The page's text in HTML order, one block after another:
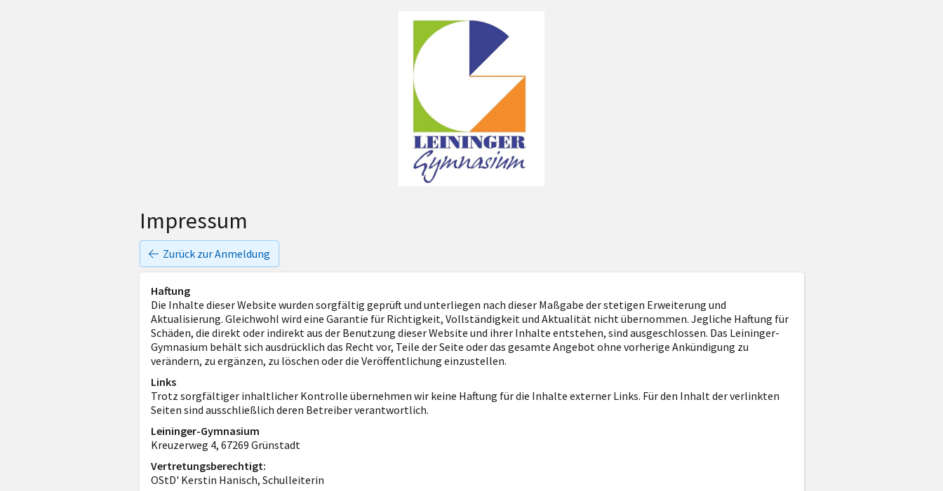
Impressum
Zurück zur Anmeldung
Haftung
Die Inhalte dieser Website wurden sorgfältig geprüft und unterliegen nach dieser Maßgabe der stetigen Erweiterung und
Aktualisierung. Gleichwohl wird eine Garantie für Richtigkeit, Vollständigkeit und Aktualität nicht übernommen. Jegliche Haftung für
Schäden, die direkt oder indirekt aus der Benutzung dieser Website und ihrer Inhalte entstehen, sind ausgeschlossen. Das Leininger-
Gymnasium behält sich ausdrücklich das Recht vor, Teile der Seite oder das gesamte Angebot ohne vorherige Ankündigung zu
verändern, zu ergänzen, zu löschen oder die Veröffentlichung einzustellen.
Links
Trotz sorgfältiger inhaltlicher Kontrolle übernehmen wir keine Haftung für die Inhalte externer Links. Für den Inhalt der verlinkten
Seiten sind ausschließlich deren Betreiber verantwortlich.
Leininger-Gymnasium
Kreuzerweg 4, 67269 Grünstadt
Vertretungsberechtigt:
OStD' Kerstin Hanisch, Schulleiterin